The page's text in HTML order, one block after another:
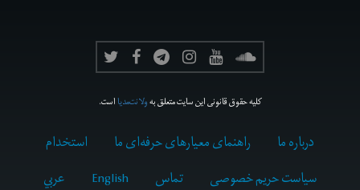
کلیه حقوق قانونی این سایت متعلق بهولانت‌مدیااست.
درباره ما راهنمای معیارهای حرفه‌ای ما
استخدام
سیاست حریم خصوصی
تماس English عربي